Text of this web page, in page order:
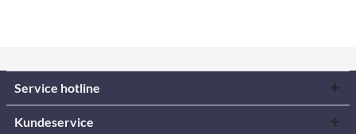
Service hotline
Kundeservice